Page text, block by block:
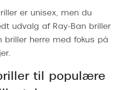
er unisex, men du
udvalg af Ray-Ban briller
briller herre med fokus på
til populære